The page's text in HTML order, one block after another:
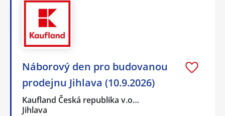
Náborový den pro budovanou
prodejnu Jihlava (10.9.2026)
Kaufland Česká republika v.o…
Jihlava